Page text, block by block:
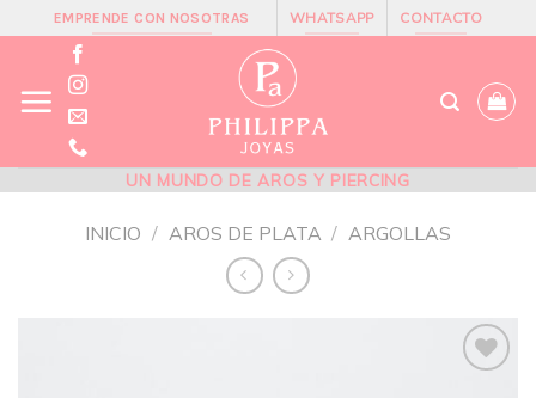
content
EMPRENDE CON NOSOTRAS WHATSAPP CONTACTO
UN MUNDO DE AROS Y PIERCING
INICIO / AROS DE PLATA / ARGOLLAS